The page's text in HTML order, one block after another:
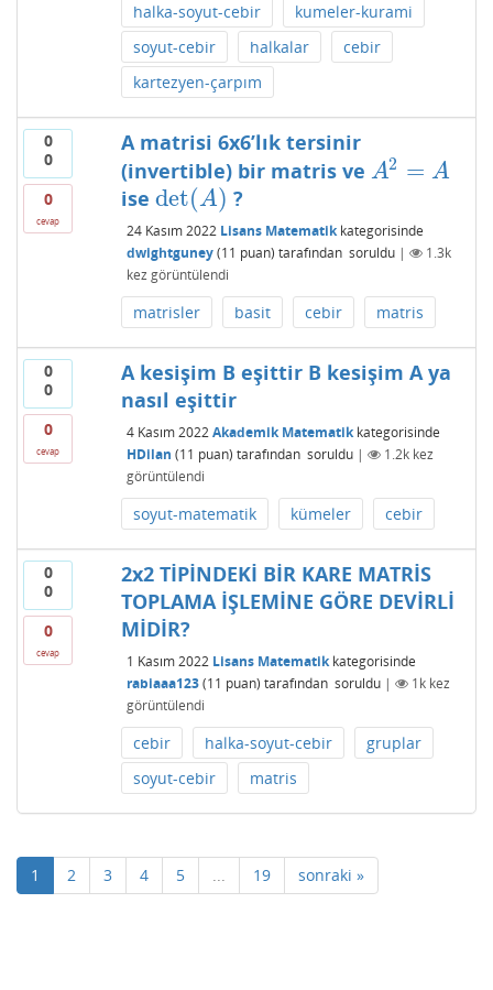
halka-soyut-cebir
kumeler-kurami
soyut-cebir
halkalar
cebir
kartezyen-çarpım
0
0
0
cevap
A matrisi 6x6’lık tersinir
(invertible) bir matris ve A2 = A
A2= A
ise det(A)
det(A) ?
24 Kasım 2022 Lisans Matematikkategorisinde
dwightguney (11 puan) tarafından soruldu |
1.3k
kez görüntülendi
matrisler basit cebir matris
0
0
0
cevap
A kesişim B eşittir B kesişim A ya
nasıl eşittir
4 Kasım 2022 Akademik Matematikkategorisinde
HDilan (11 puan) tarafından soruldu | 1.2kkez
görüntülendi
soyut-matematik kümeler cebir
0
0
0
cevap
2x2 TİPİNDEKİ BİR KARE MATRİS
TOPLAMA İŞLEMİNE GÖRE DEVİRLİ
MİDİR?
1 Kasım 2022 Lisans Matematikkategorisinde
rabiaaa123 (11 puan) tarafından soruldu | 1kkez
görüntülendi
cebir halka-soyut-cebir
gruplar
soyut-cebir
matris
1 2 3 4 5 ... 19 sonraki »